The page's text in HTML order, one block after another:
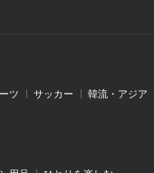
ツ サッカー 韓流・アジア